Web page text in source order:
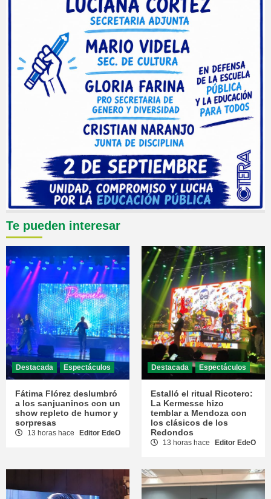
Te pueden interesar
Destacada Espectáculos
Fátima Flórez deslumbró
a los sanjuaninos con un
show repleto de humor y
sorpresas
13 horas hace Editor EdeO
Destacada Espectáculos
Estalló el ritual Ricotero:
La Kermesse hizo
temblar a Mendoza con
los clásicos de los
Redondos
13 horas hace Editor EdeO